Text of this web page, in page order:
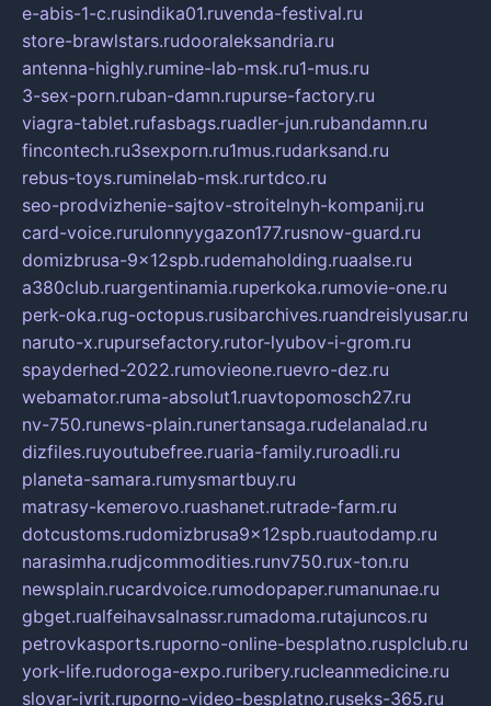
e-abis-1-c.rusindika01.ruvenda-festival.ru
store-brawlstars.rudooraleksandria.ru
antenna-highly.rumine-lab-msk.ru1-mus.ru
3-sex-porn.ruban-damn.rupurse-factory.ru
viagra-tablet.rufasbags.ruadler-jun.rubandamn.ru
fincontech.ru3sexporn.ru1mus.rudarksand.ru
rebus-toys.ruminelab-msk.rurtdco.ru
seo-prodvizhenie-sajtov-stroitelnyh-kompanij.ru
card-voice.rurulonnyygazon177.rusnow-guard.ru
domizbrusa-9x12spb.rudemaholding.ruaalse.ru
a380club.ruargentinamia.ruperkoka.rumovie-one.ru
perk-oka.rug-octopus.rusibarchives.ruandreislyusar.ru
naruto-x.rupursefactory.rutor-lyubov-i-grom.ru
spayderhed-2022.rumovieone.ruevro-dez.ru
webamator.ruma-absolut1.ruavtopomosch27.ru
nv-750.runews-plain.runertansaga.rudelanalad.ru
dizfiles.ruyoutubefree.ruaria-family.ruroadli.ru
planeta-samara.rumysmartbuy.ru
matrasy-kemerovo.ruashanet.rutrade-farm.ru
dotcustoms.rudomizbrusa9x12spb.ruautodamp.ru
narasimha.rudjcommodities.runv750.rux-ton.ru
newsplain.rucardvoice.rumodopaper.rumanunae.ru
gbget.rualfeihavsalnassr.rumadoma.rutajuncos.ru
petrovkasports.ruporno-online-besplatno.rusplclub.ru
york-life.rudoroga-expo.ruribery.rucleanmedicine.ru
slovar-ivrit.ruporno-video-besplatno.ruseks-365.ru